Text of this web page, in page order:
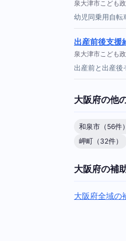
泉大津市こども
幼児同乗用自転
出産前後支援
泉大津市こども
出産前と出産後
大阪府の他
和泉市（56件）
岬町（32件）
大阪府の補
大阪府全域